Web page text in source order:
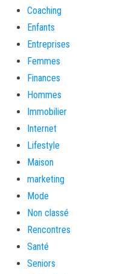
Coaching
Enfants
Entreprises
Femmes
Finances
Hommes
Immobilier
Internet
Lifestyle
Maison
marketing
Mode
Non classé
Rencontres
Santé
Seniors